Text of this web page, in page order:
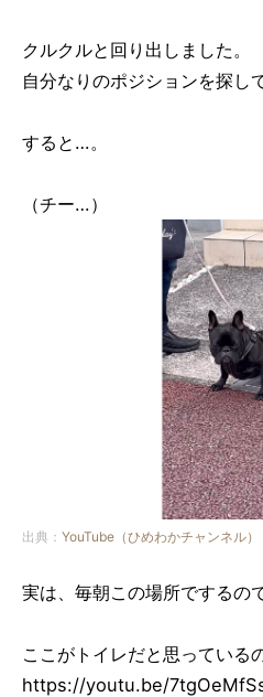
クルクルと回り出しました。
自分なりのポジションを探し
すると…。
（チー…）
出典： YouTube（ひめわかチャンネル）
実は、毎朝この場所でするの
ここがトイレだと思っている
https://youtu.be/